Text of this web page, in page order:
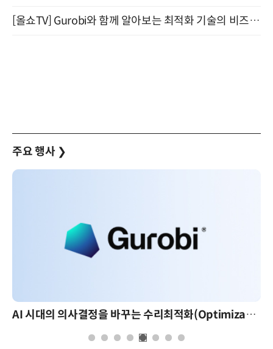
[올쇼TV] Gurobi와 함께 알아보는 최적화 기술의 비즈니스 활용 (8월 20일 생방송)
주요 행사 ❯
AI 시대의 의사결정을 바꾸는 수리최적화(Optimization): 실제 산업 적용 사례와 활용 전략